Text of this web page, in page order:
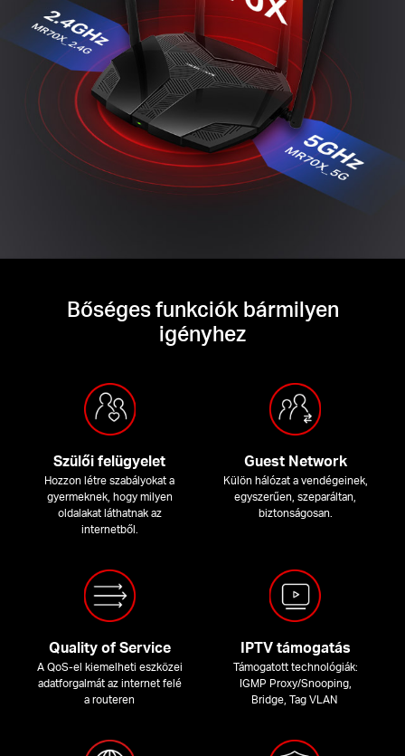
Bőséges funkciók bármilyen
igényhez
Szülői felügyelet
Hozzon létre szabályokat a
gyermeknek, hogy milyen
oldalakat láthatnak az
internetből.
Guest Network
Külön hálózat a vendégeinek,
egyszerűen, szeparáltan,
biztonságosan.
Quality of Service
A QoS-el kiemelheti eszközei
adatforgalmát az internet felé
a routeren
IPTV támogatás
Támogatott technológiák:
IGMP Proxy/Snooping,
Bridge, Tag VLAN